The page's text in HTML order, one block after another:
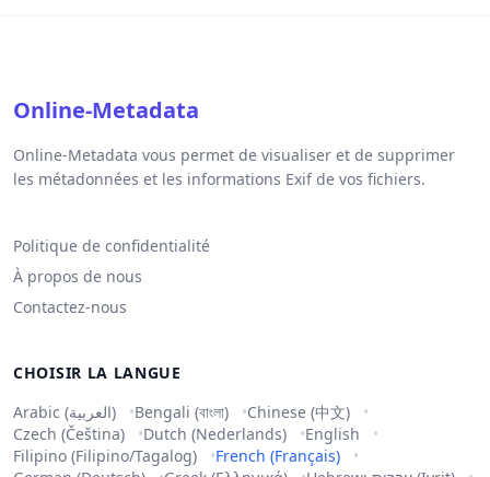
Online-Metadata
Online-Metadata vous permet de visualiser et de supprimer
les métadonnées et les informations Exif de vos fichiers.
Politique de confidentialité
À propos de nous
Contactez-nous
CHOISIR LA LANGUE
Arabic (العربية)
Bengali (বাংলা)
Chinese (中文)
Czech (Čeština)
Dutch (Nederlands)
English
Filipino (Filipino/Tagalog)
French (Français)